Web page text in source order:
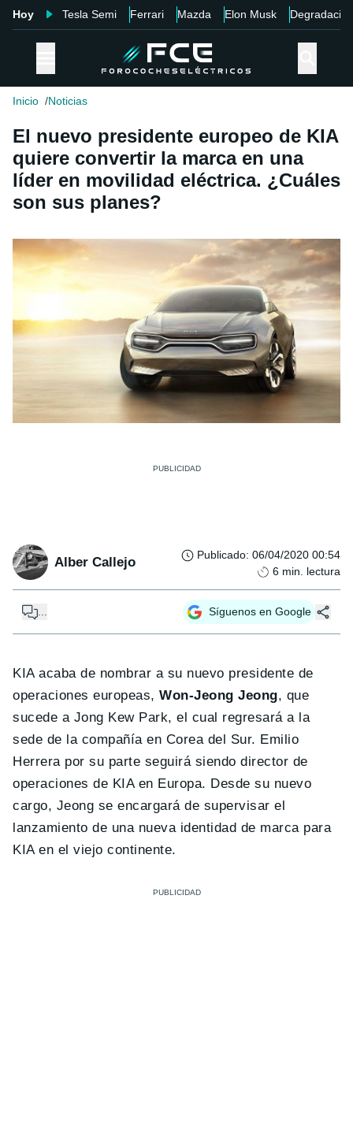
Hoy Tesla Semi Ferrari Mazda Elon Musk Degradación
Inicio Noticias
El nuevo presidente europeo de KIA
quiere convertir la marca en una
líder en movilidad eléctrica. ¿Cuáles
son sus planes?
Alber Callejo Publicado: 06/04/2020 00:54
6 min. lectura
... Síguenos en Google
KIA acaba de nombrar a su nuevo presidente de
operaciones europeas,Won-Jeong Jeong, que
sucede a Jong Kew Park, el cual regresará a la
sede de la compañía en Corea del Sur. Emilio
Herrera por su parte seguirá siendo director de
operaciones de KIA en Europa. Desde su nuevo
cargo, Jeong se encargará de supervisar el
lanzamiento de una nueva identidad de marca para
KIA en el viejo continente.